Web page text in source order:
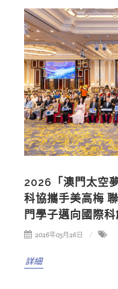
2026「澳門太空
科協攜手美高梅
門學子邁向國際
2026年05月26日
詳細